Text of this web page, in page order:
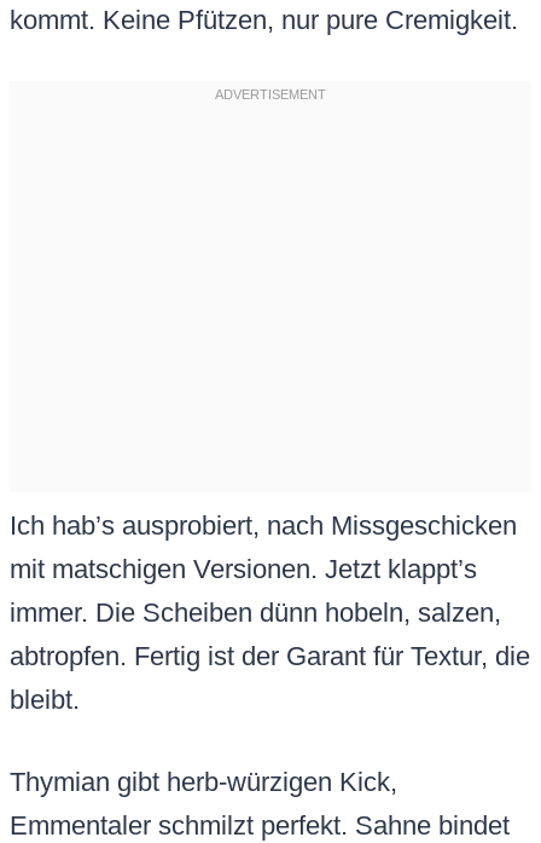
kommt. Keine Pfützen, nur pure Cremigkeit.
Ich hab’s ausprobiert, nach Missgeschicken
mit matschigen Versionen. Jetzt klappt’s
immer. Die Scheiben dünn hobeln, salzen,
abtropfen. Fertig ist der Garant für Textur, die
bleibt.
Thymian gibt herb-würzigen Kick,
Emmentaler schmilzt perfekt. Sahne bindet